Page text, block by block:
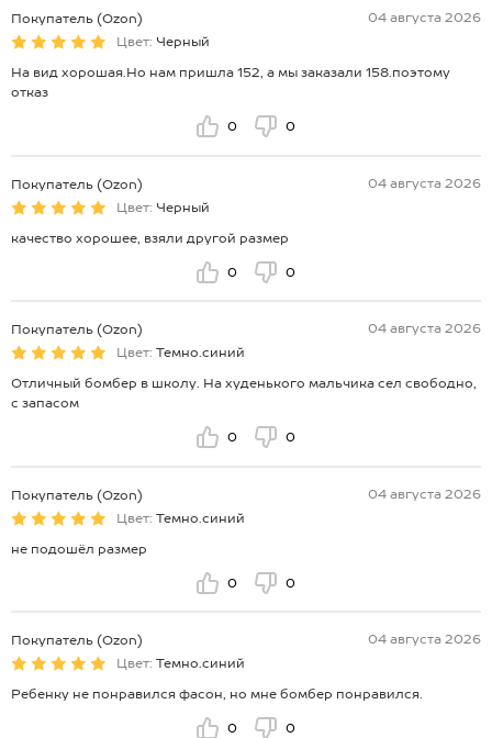
Покупатель (Ozon)
04 августа 2026
Цвет: Черный
На вид хорошая.Но нам пришла 152, а мы заказали 158.поэтому
отказ
0 0
Покупатель (Ozon)
04 августа 2026
Цвет: Черный
качество хорошее, взяли другой размер
0 0
Покупатель (Ozon)
04 августа 2026
Цвет: Темно.синий
Отличный бомбер в школу. На худенького мальчика сел свободно,
с запасом
0 0
Покупатель (Ozon)
04 августа 2026
Цвет: Темно.синий
не подошёл размер
0 0
Покупатель (Ozon)
04 августа 2026
Цвет: Темно.синий
Ребенку не понравился фасон, но мне бомбер понравился.
0 0